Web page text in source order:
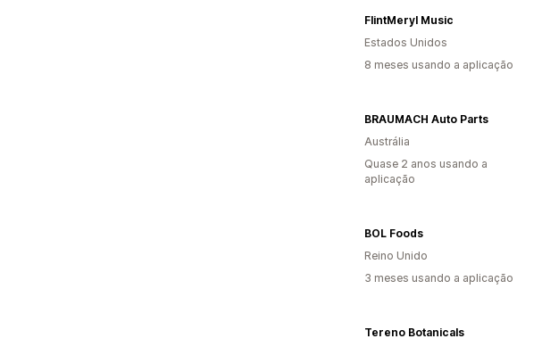
FlintMeryl Music
Estados Unidos
8 meses usando a aplicação
BRAUMACH Auto Parts
Austrália
Quase 2 anos usando a
aplicação
BOL Foods
Reino Unido
3 meses usando a aplicação
Tereno Botanicals